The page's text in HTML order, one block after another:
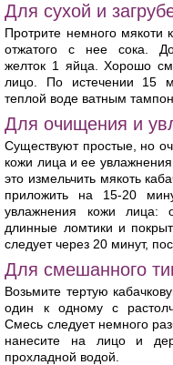
Для сухой и
Протрите немного мякоти
отжатого с нее сока.
желток 1 яйца. Хорошо
лицо. По истечении 15
теплой воде ватным
Для очищения и
Существуют простые, но
кожи лица и ее
это измельчить мякоть
приложить на 15-20
увлажнения кожи лица:
длинные ломтики и
следует через 20 минут,
Для смешанного
Возьмите тертую
один к одному с
Смесь следует немного
нанесите на лицо и
прохладной водой.